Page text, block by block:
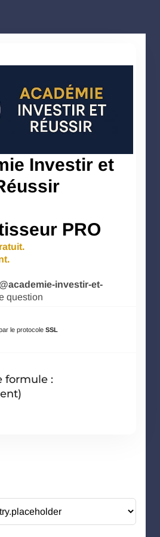
Investir et
PRO
investir-et-
question
le protocole SSL
formule :